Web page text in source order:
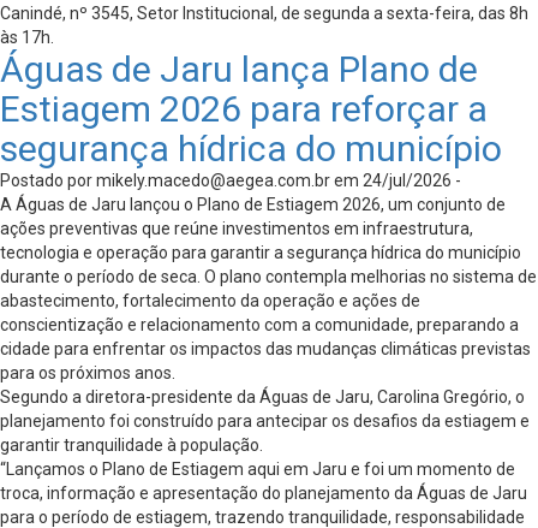
Canindé, nº 3545, Setor Institucional, de segunda a sexta-feira, das 8h
às 17h.
Águas de Jaru lança Plano de
Estiagem 2026 para reforçar a
segurança hídrica do município
Postado pormikely.macedo@aegea.com.brem 24/jul/2026 -
A Águas de Jaru lançou o Plano de Estiagem 2026, um conjunto de
ações preventivas que reúne investimentos em infraestrutura,
tecnologia e operação para garantir a segurança hídrica do município
durante o período de seca. O plano contempla melhorias no sistema de
abastecimento, fortalecimento da operação e ações de
conscientização e relacionamento com a comunidade, preparando a
cidade para enfrentar os impactos das mudanças climáticas previstas
para os próximos anos.
Segundo a diretora-presidente da Águas de Jaru, Carolina Gregório, o
planejamento foi construído para antecipar os desafios da estiagem e
garantir tranquilidade à população.
“Lançamos o Plano de Estiagem aqui em Jaru e foi um momento de
troca, informação e apresentação do planejamento da Águas de Jaru
para o período de estiagem, trazendo tranquilidade, responsabilidade